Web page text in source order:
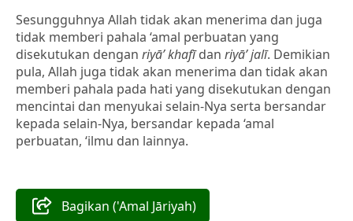
Sesungguhnya Allah tidak akan menerima dan juga
tidak memberi pahala ‘amal perbuatan yang
disekutukan dengan riyā’ khafīdan riyā’ jalī. Demikian
pula, Allah juga tidak akan menerima dan tidak akan
memberi pahala pada hati yang disekutukan dengan
mencintai dan menyukai selain-Nya serta bersandar
kepada selain-Nya, bersandar kepada ‘amal
perbuatan, ‘ilmu dan lainnya.
Bagikan ('Amal Jāriyah)